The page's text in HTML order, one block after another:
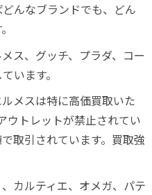
んなブランドでも、どん
ス、グッチ、プラダ、コー
います。
メスは特に高価買取いた
ウトレットが禁止されてい
取引されています。買取強
カルティエ、オメガ、パテ